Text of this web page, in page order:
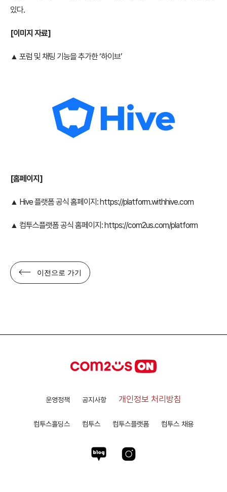
있다.
[이미지 자료]
▲ 포럼 및 채팅 기능을 추가한 ‘하이브’
[홈페이지]
▲ Hive 플랫폼 공식 홈페이지:https://platform.withhive.com
▲ 컴투스플랫폼 공식 홈페이지:https://com2us.com/platform
이전으로 가기
운영정책 공지사항 개인정보 처리방침
컴투스홀딩스 컴투스 컴투스플랫폼 컴투스 채용